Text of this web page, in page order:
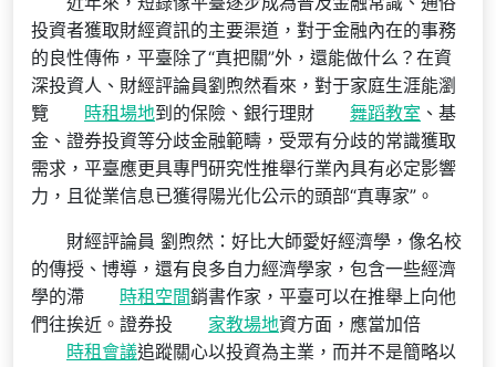
投資者獲取財經資訊的主要渠道，對于金融內在的事務
的良性傳佈，平臺除了“真把關”外，還能做什么？在‌資
深投資人‌、‌財經評論員劉煦然看來，對于家庭生涯能瀏
覽
時租場地到的保險、銀行理財 舞蹈教室 、基
金、證券投資等分歧金融範疇，受眾有分歧的常識獲取
需求，平臺應更具專門研究性推舉行業內具有必定影響
力，且從業信息已獲得陽光化公示的頭部“真專家”。
財經評論員 劉煦然：好比大師愛好經濟學，像名校
的傳授、博導，還有良多自力經濟學家，包含一些經濟
學的滯
時租空間銷書作家，平臺可以在推舉上向他
們往挨近。證券投
家教場地資方面，應當加倍
時租會議追蹤關心以投資為主業，而并不是簡略以